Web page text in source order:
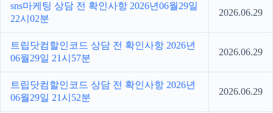
sns마케팅 상담 전 확인사항 2026년06월29일
22시02분
2026.06.29
트립닷컴할인코드 상담 전 확인사항 2026년
06월29일 21시57분
2026.06.29
트립닷컴할인코드 상담 전 확인사항 2026년
06월29일 21시52분
2026.06.29